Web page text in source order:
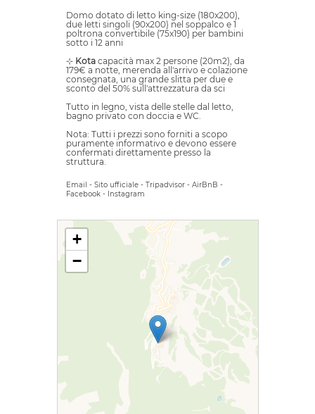
Domo dotato di letto king-size (180x200),
due letti singoli (90x200) nel soppalco e 1
poltrona convertibile (75x190) per bambini
sotto i 12 anni
⊹ Kota capacità max 2 persone (20m2), da
179€ a notte, merenda all'arrivo e colazione
consegnata, una grande slitta per due e
sconto del 50% sull'attrezzatura da sci
Tutto in legno, vista delle stelle dal letto,
bagno privato con doccia e WC.
Nota: Tutti i prezzi sono forniti a scopo
puramente informativo e devono essere
confermati direttamente presso la
struttura.
Email - Sito ufficiale - Tripadvisor - AirBnB -
Facebook - Instagram
+
−